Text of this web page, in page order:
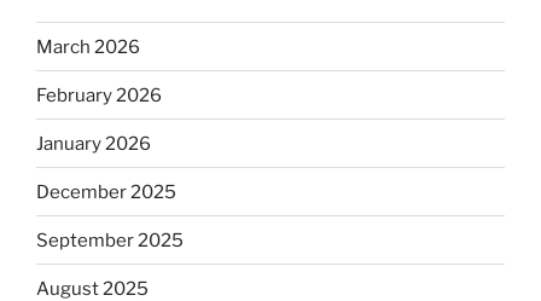
March 2026
February 2026
January 2026
December 2025
September 2025
August 2025